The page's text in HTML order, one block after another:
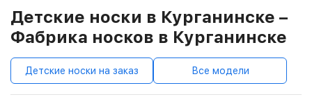
Детские носки в Курганинске –
Фабрика носков в Курганинске
Детские носки на заказ Все модели